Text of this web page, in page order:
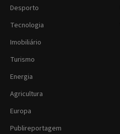
Desporto
Tecnologia
Imobiliário
Turismo
Energia
Agricultura
Europa
Publireportagem